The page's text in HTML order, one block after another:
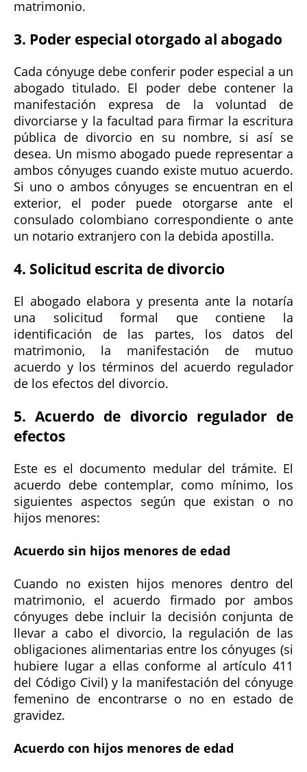
matrimonio.
3. Poder especial otorgado al abogado
Cada cónyuge debe conferir poder especial a un
abogado titulado. El poder debe contener la
manifestación expresa de la voluntad de
divorciarse y la facultad para firmar la escritura
pública de divorcio en su nombre, si así se
desea. Un mismo abogado puede representar a
ambos cónyuges cuando existe mutuo acuerdo.
Si uno o ambos cónyuges se encuentran en el
exterior, el poder puede otorgarse ante el
consulado colombiano correspondiente o ante
un notario extranjero con la debida apostilla.
4. Solicitud escrita de divorcio
El abogado elabora y presenta ante la notaría
una solicitud formal que contiene la
identificación de las partes, los datos del
matrimonio, la manifestación de mutuo
acuerdo y los términos del acuerdo regulador
de los efectos del divorcio.
5. Acuerdo de divorcio regulador de
efectos
Este es el documento medular del trámite. El
acuerdo debe contemplar, como mínimo, los
siguientes aspectos según que existan o no
hijos menores:
Acuerdo sin hijos menores de edad
Cuando no existen hijos menores dentro del
matrimonio, el acuerdo firmado por ambos
cónyuges debe incluir la decisión conjunta de
llevar a cabo el divorcio, la regulación de las
obligaciones alimentarias entre los cónyuges (si
hubiere lugar a ellas conforme al artículo 411
del Código Civil) y la manifestación del cónyuge
femenino de encontrarse o no en estado de
gravidez.
Acuerdo con hijos menores de edad